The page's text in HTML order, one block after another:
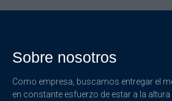
Sobre nosotros
Como empresa, buscamos entregar el
en constante esfuerzo de estar a la